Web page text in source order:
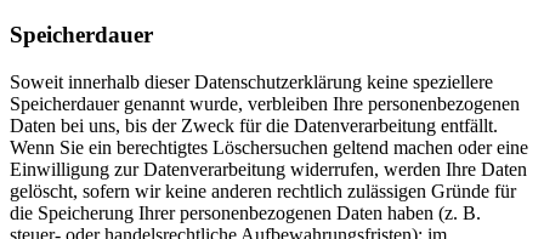
Speicherdauer
Soweit innerhalb dieser Datenschutzerklärung keine speziellere
Speicherdauer genannt wurde, verbleiben Ihre personenbezogenen
Daten bei uns, bis der Zweck für die Datenverarbeitung entfällt.
Wenn Sie ein berechtigtes Löschersuchen geltend machen oder eine
Einwilligung zur Datenverarbeitung widerrufen, werden Ihre Daten
gelöscht, sofern wir keine anderen rechtlich zulässigen Gründe für
die Speicherung Ihrer personenbezogenen Daten haben (z. B.